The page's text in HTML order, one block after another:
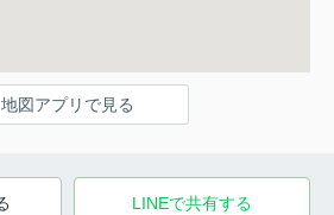
地図アプリで見る
LINEで共有する